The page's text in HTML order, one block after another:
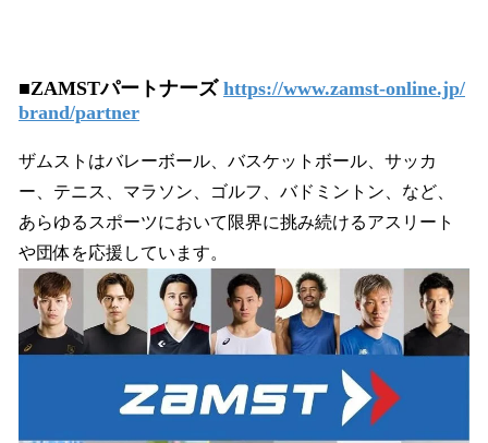
■ZAMSTパートナーズ https://www.zamst-online.jp/
brand/partner
ザムストはバレーボール、バスケットボール、サッカ
ー、テニス、マラソン、ゴルフ、バドミントン、など、
あらゆるスポーツにおいて限界に挑み続けるアスリート
や団体を応援しています。